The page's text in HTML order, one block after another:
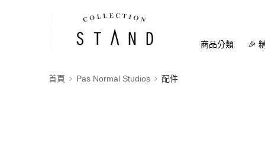
商品分類 🎉
首頁 Pas Normal Studios 配件